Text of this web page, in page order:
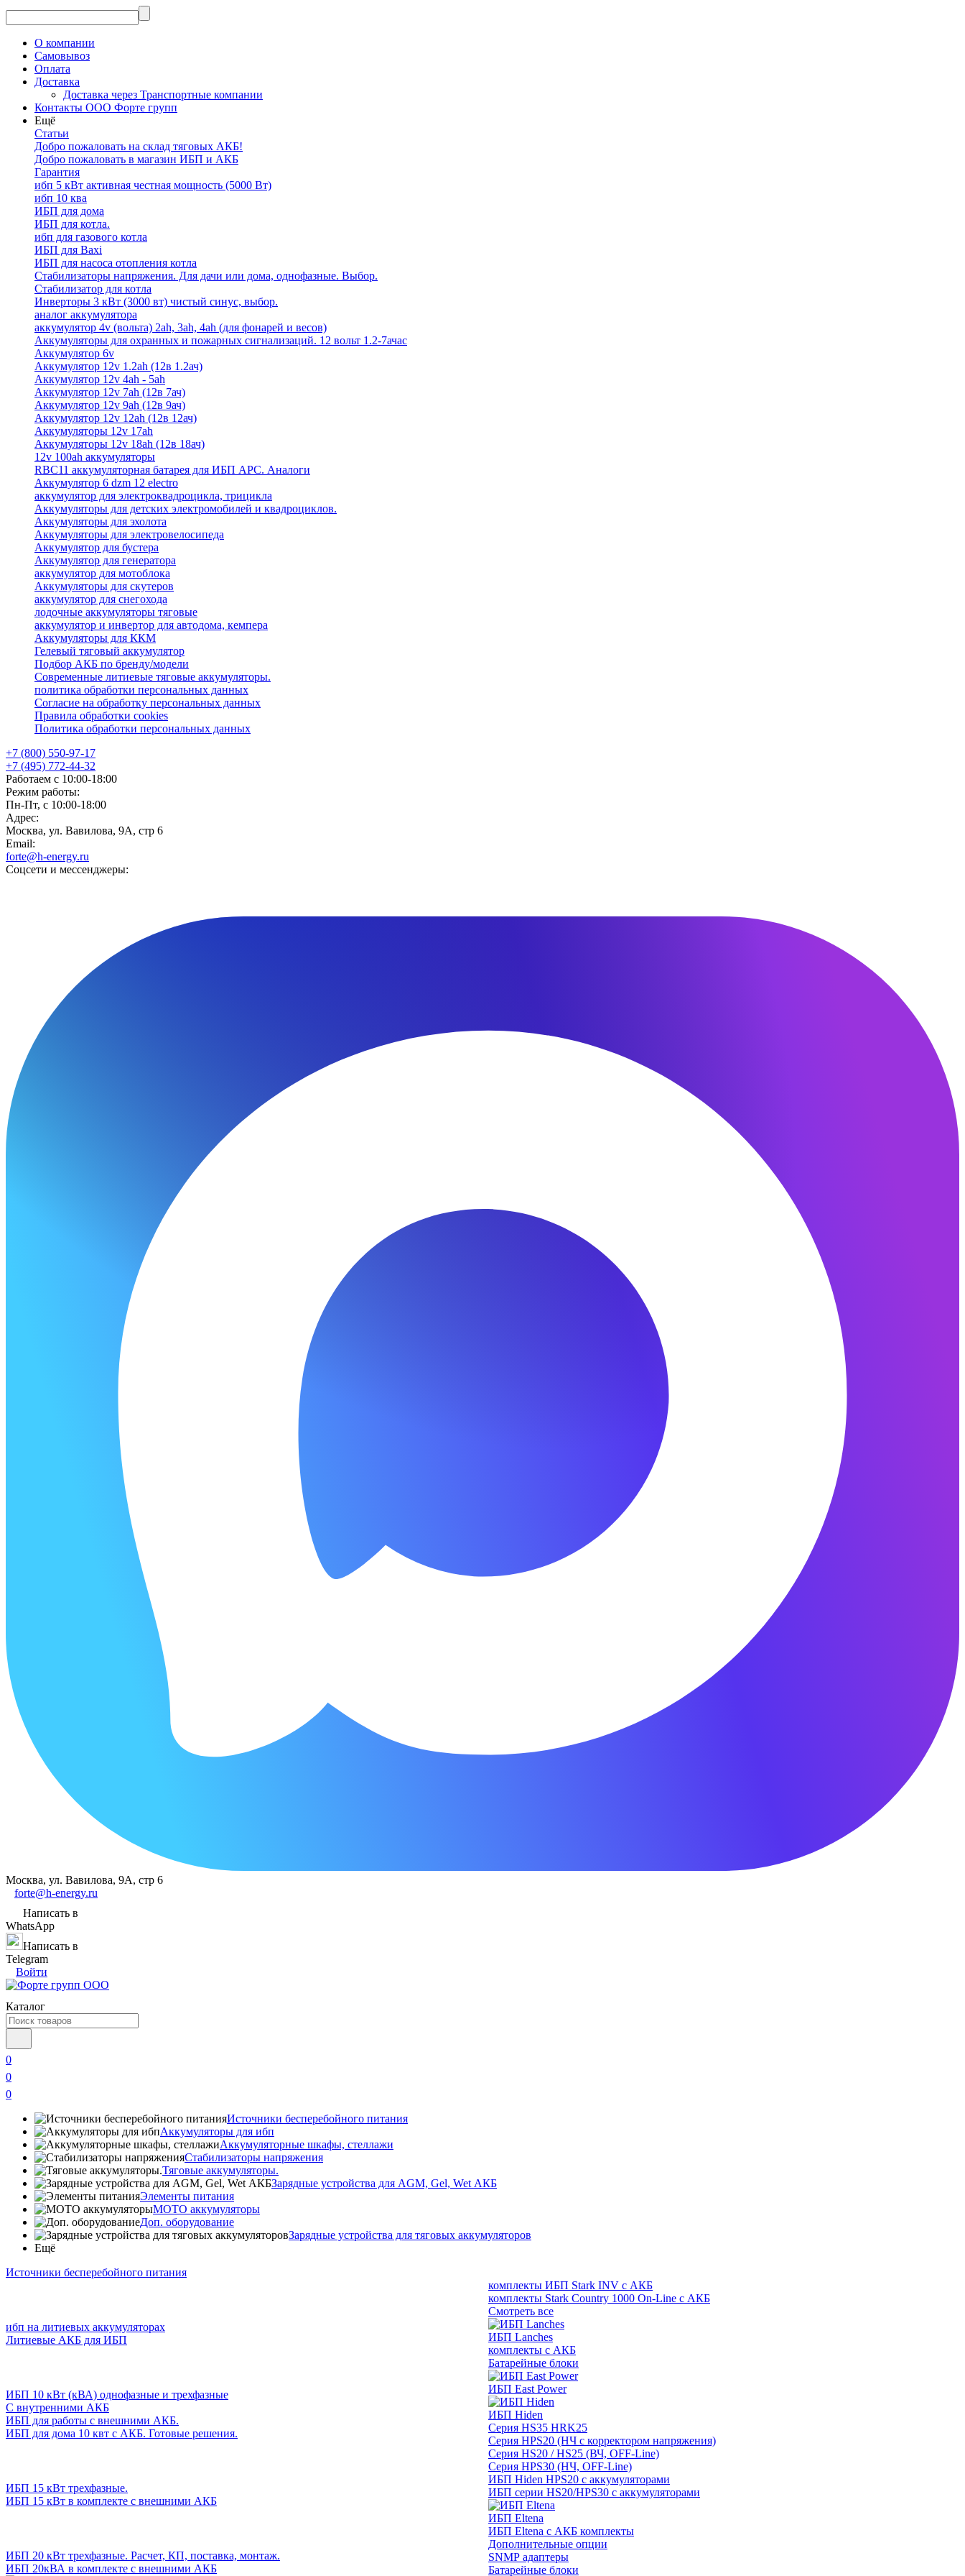
О компании
Самовывоз
Оплата
Доставка
Доставка через Транспортные компании
Контакты ООО Форте групп
Ещё
Статьи
Добро пожаловать на склад тяговых АКБ!
Добро пожаловать в магазин ИБП и АКБ
Гарантия
ибп 5 кВт активная честная мощность (5000 Вт)
ибп 10 ква
ИБП для дома
ИБП для котла.
ибп для газового котла
ИБП для Baxi
ИБП для насоса отопления котла
Стабилизаторы напряжения. Для дачи или дома, однофазные. Выбор.
Стабилизатор для котла
Инверторы 3 кВт (3000 вт) чистый синус, выбор.
аналог аккумулятора
аккумулятор 4v (вольта) 2ah, 3ah, 4ah (для фонарей и весов)
Аккумуляторы для охранных и пожарных сигнализаций. 12 вольт 1.2-7ачас
Аккумулятор 6v
Аккумулятор 12v 1.2ah (12в 1.2ач)
Аккумулятор 12v 4ah - 5ah
Аккумулятор 12v 7ah (12в 7ач)
Аккумулятор 12v 9ah (12в 9ач)
Аккумулятор 12v 12ah (12в 12ач)
Аккумуляторы 12v 17ah
Аккумуляторы 12v 18ah (12в 18ач)
12v 100ah аккумуляторы
RBC11 аккумуляторная батарея для ИБП APC. Аналоги
Аккумулятор 6 dzm 12 electro
аккумулятор для электроквадроцикла, трицикла
Аккумуляторы для детских электромобилей и квадроциклов.
Аккумуляторы для эхолота
Аккумуляторы для электровелосипеда
Аккумулятор для бустера
Аккумулятор для генератора
аккумулятор для мотоблока
Аккумуляторы для скутеров
аккумулятор для снегохода
лодочные аккумуляторы тяговые
аккумулятор и инвертор для автодома, кемпера
Аккумуляторы для ККМ
Гелевый тяговый аккумулятор
Подбор АКБ по бренду/модели
Современные литиевые тяговые аккумуляторы.
политика обработки персональных данных
Согласие на обработку персональных данных
Правила обработки cookies
Политика обработки персональных данных
+7 (800) 550-97-17
+7 (495) 772-44-32
Работаем с 10:00-18:00
Режим работы:
Пн-Пт, с 10:00-18:00
Адрес:
Москва, ул. Вавилова, 9А, стр 6
Email:
forte@h-energy.ru
Соцсети и мессенджеры:
Москва, ул. Вавилова, 9А, стр 6
forte@h-energy.ru
Написать в
WhatsApp
Написать в
Telegram
Войти
Каталог
0
0
0
Источники бесперебойного питания
Аккумуляторы для ибп
Аккумуляторные шкафы, стеллажи
Стабилизаторы напряжения
Тяговые аккумуляторы.
Зарядные устройства для AGM, Gel, Wet АКБ
Элементы питания
МОТО аккумуляторы
Доп. оборудование
Зарядные устройства для тяговых аккумуляторов
Ещё
Источники бесперебойного питания
ибп на литиевых аккумуляторах
Литиевые АКБ для ИБП
ИБП 10 кВт (кВА) однофазные и трехфазные
С внутренними АКБ
ИБП для работы с внешними АКБ.
ИБП для дома 10 квт с АКБ. Готовые решения.
ИБП 15 кВт трехфазные.
ИБП 15 кВт в комплекте с внешними АКБ
ИБП 20 кВт трехфазные. Расчет, КП, поставка, монтаж.
ИБП 20кВА в комплекте с внешними АКБ
комплекты ИБП Stark INV с АКБ
комплекты Stark Country 1000 On-Line с АКБ
Смотреть все
ИБП Lanches
комплекты с АКБ
Батарейные блоки
ИБП East Power
ИБП Hiden
Серия HS35 HRK25
Серия HPS20 (НЧ с корректором напряжения)
Серия HS20 / HS25 (ВЧ, OFF-Line)
Серия HPS30 (НЧ, OFF-Line)
ИБП Hiden HPS20 с аккумуляторами
ИБП серии HS20/HPS30 с аккумуляторами
ИБП Eltena
ИБП Eltena с АКБ комплекты
Дополнительные опции
SNMP адаптеры
Батарейные блоки